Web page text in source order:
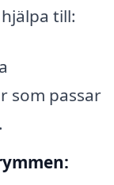
till:
som passar